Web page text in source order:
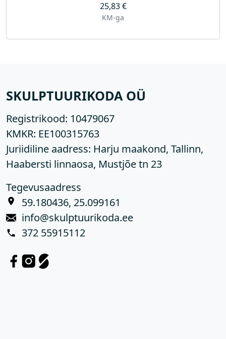
25,83€
KM-ga
SKULPTUURIKODA OÜ
Registrikood: 10479067
KMKR: EE100315763
Juriidiline aadress: Harju maakond, Tallinn,
Haabersti linnaosa, Mustjõe tn 23
Tegevusaadress
59.180436, 25.099161
info@skulptuurikoda.ee
372 55915112